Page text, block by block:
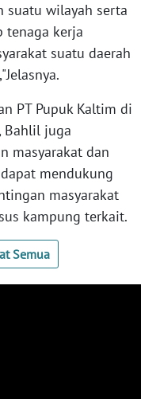
suatu wilayah serta
tenaga kerja
suatu daerah
PT Pupuk Kaltim di
Bahlil juga
masyarakat dan
mendukung
masyarakat
kampung terkait.
Semua